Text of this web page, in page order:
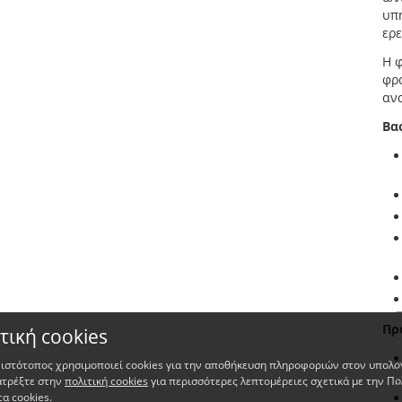
Η
cookies
χρησιμοποιεί cookies για την αποθήκευση πληροφοριών στον
στην πολιτική cookies για περισσότερες λεπτομέρειες σχετικά με την
cookies.